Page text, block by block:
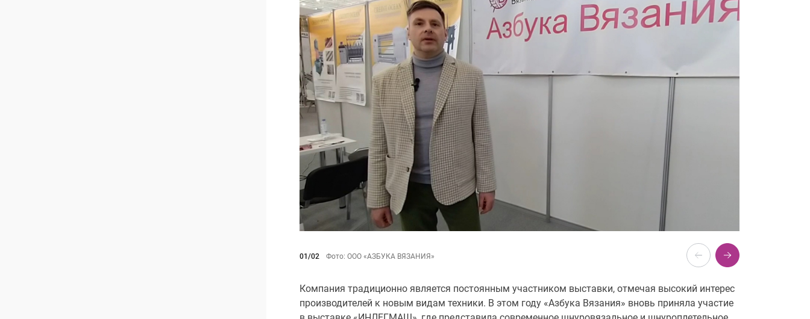
01/02 Фото: ООО «АЗБУКА ВЯЗАНИЯ»
Компания традиционно является постоянным участником выставки, отмечая высокий интерес
производителей к новым видам техники. В этом году «Азбука Вязания» вновь приняла участие